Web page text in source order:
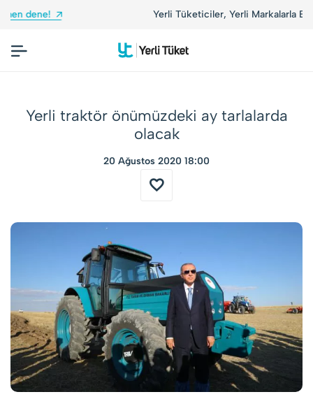
Yerli Tüketiciler, Yerli Markalarla Buluşuyor!
Yerli traktör önümüzdeki ay tarlalarda
olacak
20 Ağustos 2020 18:00